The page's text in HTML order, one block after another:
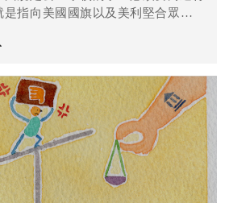
是指向美國國旗以及美利堅合眾國表